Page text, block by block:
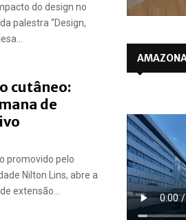
do design no
palestra “Design,
cutâneo:
de
promovido pelo
Nilton Lins, abre a
extensão...